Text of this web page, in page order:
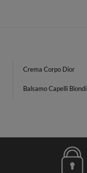
Crema Corpo Dior
Balsamo Capelli Biondi